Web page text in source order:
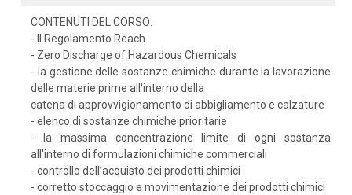
CONTENUTI DEL CORSO:
- Il Regolamento Reach
- Zero Discharge of Hazardous Chemicals
- la gestione delle sostanze chimiche durante la lavorazione
delle materie prime all'interno della
catena di approvvigionamento di abbigliamento e calzature
- elenco di sostanze chimiche prioritarie
- la massima concentrazione limite di ogni sostanza
all'interno di formulazioni chimiche commerciali
- controllo dell’acquisto dei prodotti chimici
- corretto stoccaggio e movimentazione dei prodotti chimici